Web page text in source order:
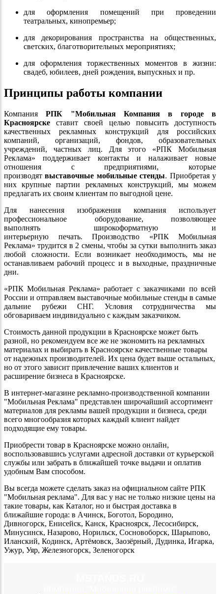
для оформления помещений при проведении
театральных, кинопремьер;
для декорирования пространства на общественных,
светских, благотворительных мероприятиях;
для оформления торжественных моментов в жизни:
свадеб, юбилеев, дней рождения, выпускных и пр.
Принципы работы компании
КомпанияРПК "Мобильная Компания в городе в
Красноярске ставит своей целью повысить доступность
качественных рекламных конструкций для российских
компаний, организаций, фондов, образовательных
учреждений, частных лиц. Для этого «РПК Мобильная
Реклама» поддерживает контакты и налаживает новые
отношения с предприятиями, которые
производят выставочные мобильные стенды. Приобретая у
них крупные партии рекламных конструкций, мы можем
предлагать их своим клиентам по выгодной цене.
Для нанесения изображения компания использует
профессиональное оборудование, позволяющее
выполнять широкоформатную и
интерьерную печать. Производство «РПК Мобильная
Реклама» трудится в 2 смены, чтобы за сутки выполнить заказ
любой сложности. Если возникает необходимость, мы не
останавливаем рабочий процесс и в выходные, праздничные
дни.
«РПК Мобильная Реклама» работает с заказчиками по всей
России и отправляем выставочные мобильные стенды в самые
дальние рубежи СНГ. Условия сотрудничества мы
обговариваем индивидуально с каждым заказчиком.
Стоимость данной продукции в Красноярске может быть
разной, но рекомендуем все же не экономить на рекламных
материалах и выбирать в Красноярске качественные товары
от надежных производителей. Их цена будет выше остальных,
но от этого зависит привлечение ваших клиентов и
расширение бизнеса в Красноярске.
В интернет-магазине рекламно-производственной компании
"Мобильная Реклама" представлен широчайший ассортимент
материалов для рекламы вашей продукции и бизнеса, среди
всего многообразия которых каждый клиент найдет
подходящие ему товары.
Приобрести товар в Красноярске можно онлайн,
воспользовавшись услугами адресной доставки от курьерской
службы или забрать в ближайшей точке выдачи и оплатив
удобным Вам способом.
Вы всегда можете сделать заказ на официальном сайте РПК
"Мобильная реклама". Для вас у нас не только низкие цены на
такие товары, как Каталог, но и быстрая доставка в
ближайшие города: в Ачинск, Боготол, Бородино,
Дивногорск, Енисейск, Канск, Красноярск, Лесосибирск,
Минусинск, Назарово, Норильск, Сосновоборск, Шарыпово,
Иланский, Кодинск, Артёмовск, Заозёрный, Дудинка, Игарка,
Ужур, Уяр, Железногорск, Зеленогорск